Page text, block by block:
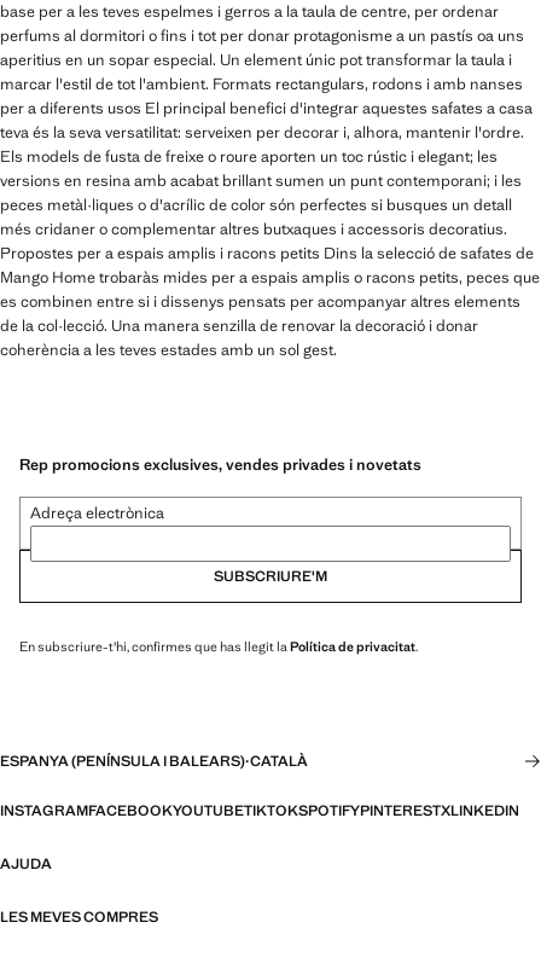
base per a les teves espelmes i gerros a la taula de centre, per ordenar
perfums al dormitori o fins i tot per donar protagonisme a un pastís oa uns
aperitius en un sopar especial. Un element únic pot transformar la taula i
marcar l'estil de tot l'ambient. Formats rectangulars, rodons i amb nanses
per a diferents usos El principal benefici d'integrar aquestes safates a casa
teva és la seva versatilitat: serveixen per decorar i, alhora, mantenir l'ordre.
Els models de fusta de freixe o roure aporten un toc rústic i elegant; les
versions en resina amb acabat brillant sumen un punt contemporani; i les
peces metàl·liques o d'acrílic de color són perfectes si busques un detall
més cridaner o complementar altres butxaques i accessoris decoratius.
Propostes per a espais amplis i racons petits Dins la selecció de safates de
Mango Home trobaràs mides per a espais amplis o racons petits, peces que
es combinen entre si i dissenys pensats per acompanyar altres elements
de la col·lecció. Una manera senzilla de renovar la decoració i donar
coherència a les teves estades amb un sol gest.
Rep promocions exclusives, vendes privades i novetats
Adreça electrònica
SUBSCRIURE'M
En subscriure-t'hi, confirmes que has llegit la Política de privacitat.
ESPANYA (PENÍNSULA I BALEARS)·CATALÀ
INSTAGRAMFACEBOOKYOUTUBETIKTOKSPOTIFYPINTERESTXLINKEDIN
AJUDA
LES MEVES COMPRES